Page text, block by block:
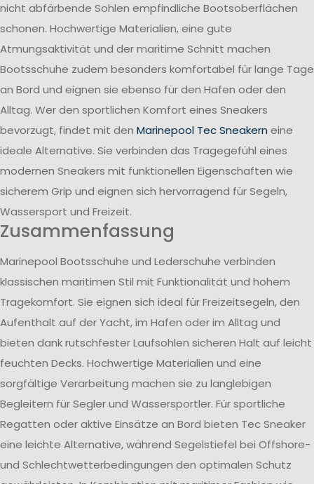
nicht abfärbende Sohlen empfindliche Bootsoberflächen
schonen. Hochwertige Materialien, eine gute
Atmungsaktivität und der maritime Schnitt machen
Bootsschuhe zudem besonders komfortabel für lange Tage
an Bord und eignen sie ebenso für den Hafen oder den
Alltag. Wer den sportlichen Komfort eines Sneakers
bevorzugt, findet mit den Marinepool Tec Sneakern eine
ideale Alternative. Sie verbinden das Tragegefühl eines
modernen Sneakers mit funktionellen Eigenschaften wie
sicherem Grip und eignen sich hervorragend für Segeln,
Wassersport und Freizeit.
Zusammenfassung
Marinepool Bootsschuhe und Lederschuhe verbinden
klassischen maritimen Stil mit Funktionalität und hohem
Tragekomfort. Sie eignen sich ideal für Freizeitsegeln, den
Aufenthalt auf der Yacht, im Hafen oder im Alltag und
bieten dank rutschfester Laufsohlen sicheren Halt auf leicht
feuchten Decks. Hochwertige Materialien und eine
sorgfältige Verarbeitung machen sie zu langlebigen
Begleitern für Segler und Wassersportler. Für sportliche
Regatten oder aktive Einsätze an Bord bieten Tec Sneaker
eine leichte Alternative, während Segelstiefel bei Offshore-
und Schlechtwetterbedingungen den optimalen Schutz